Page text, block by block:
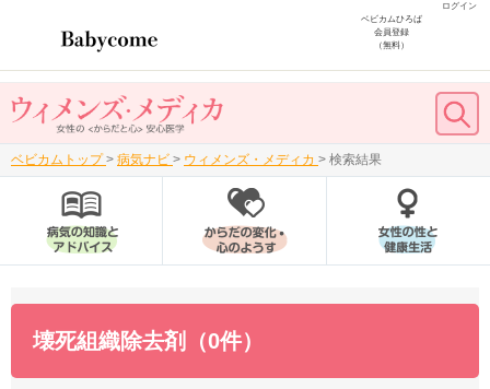
ログイン
ベビカムひろば
会員登録
（無料）
ベビカムトップ > 病気ナビ > ウィメンズ・メディカ > 検索結果
壊死組織除去剤（0件）